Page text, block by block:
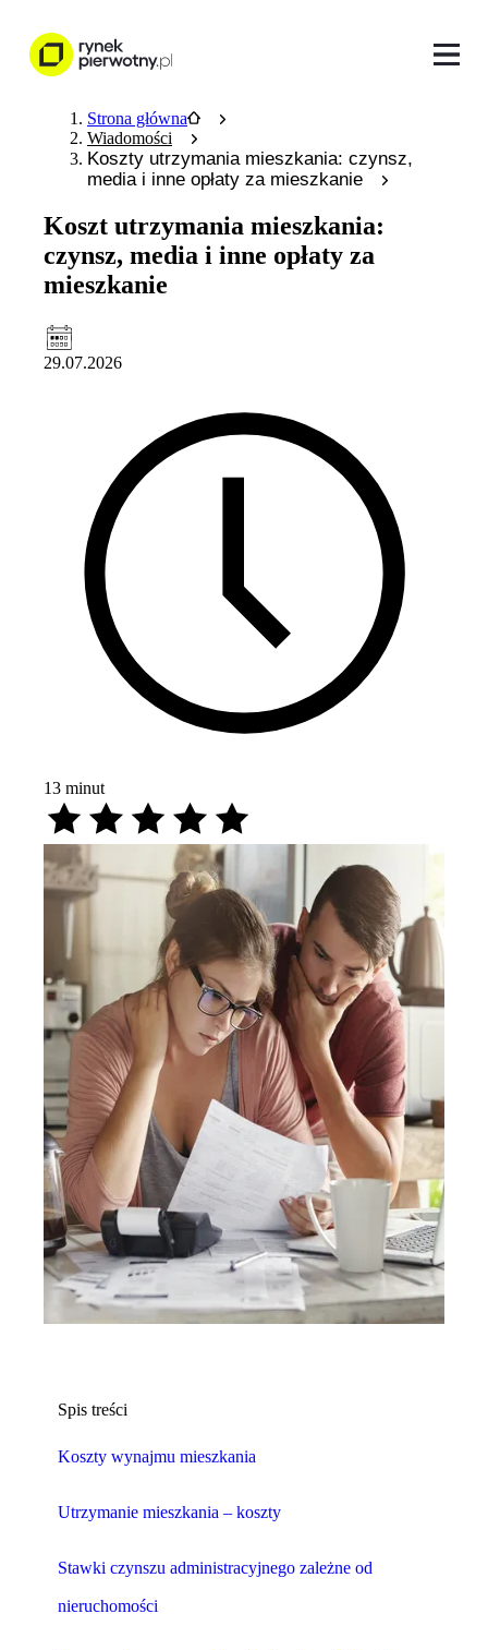
Strona główna
Wiadomości
Koszty utrzymania mieszkania: czynsz,
media i inne opłaty za mieszkanie
Koszt utrzymania mieszkania:
czynsz, media i inne opłaty za
mieszkanie
29.07.2026
13 minut
Spis treści
Koszty wynajmu mieszkania
Utrzymanie mieszkania – koszty
Stawki czynszu administracyjnego zależne od
nieruchomości